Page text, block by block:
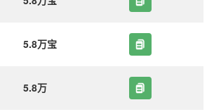
5.8万宝
5.8万